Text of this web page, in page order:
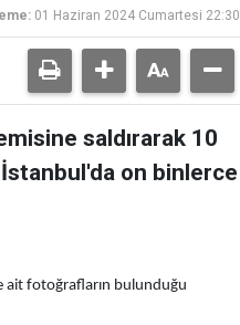
01 Haziran 2024 Cumartesi 22:30
saldırarak 10
on binlerce
ait fotoğrafların bulunduğu